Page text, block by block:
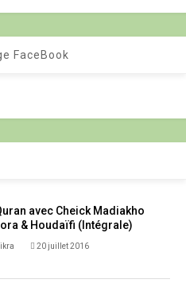
FaceBook
avec Cheick Madiakho
& Houdaïfi (Intégrale)
20 juillet 2016